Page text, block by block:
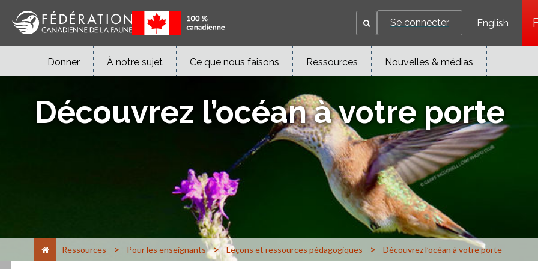
Se connecter English
Donner À notre sujet Ce que nous faisons Ressources Nouvelles & médias
Découvrez l’océan à votre porte
Ressources > Pour les enseignants > Leçons et ressources pédagogiques > Découvrez l’océan à votre porte